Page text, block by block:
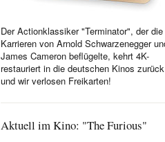
Der Actionklassiker "Terminator", der die
Karrieren von Arnold Schwarzenegger
James Cameron beflügelte, kehrt 4K-
restauriert in die deutschen Kinos zurück
und wir verlosen Freikarten!
Aktuell im Kino: "The Furious"